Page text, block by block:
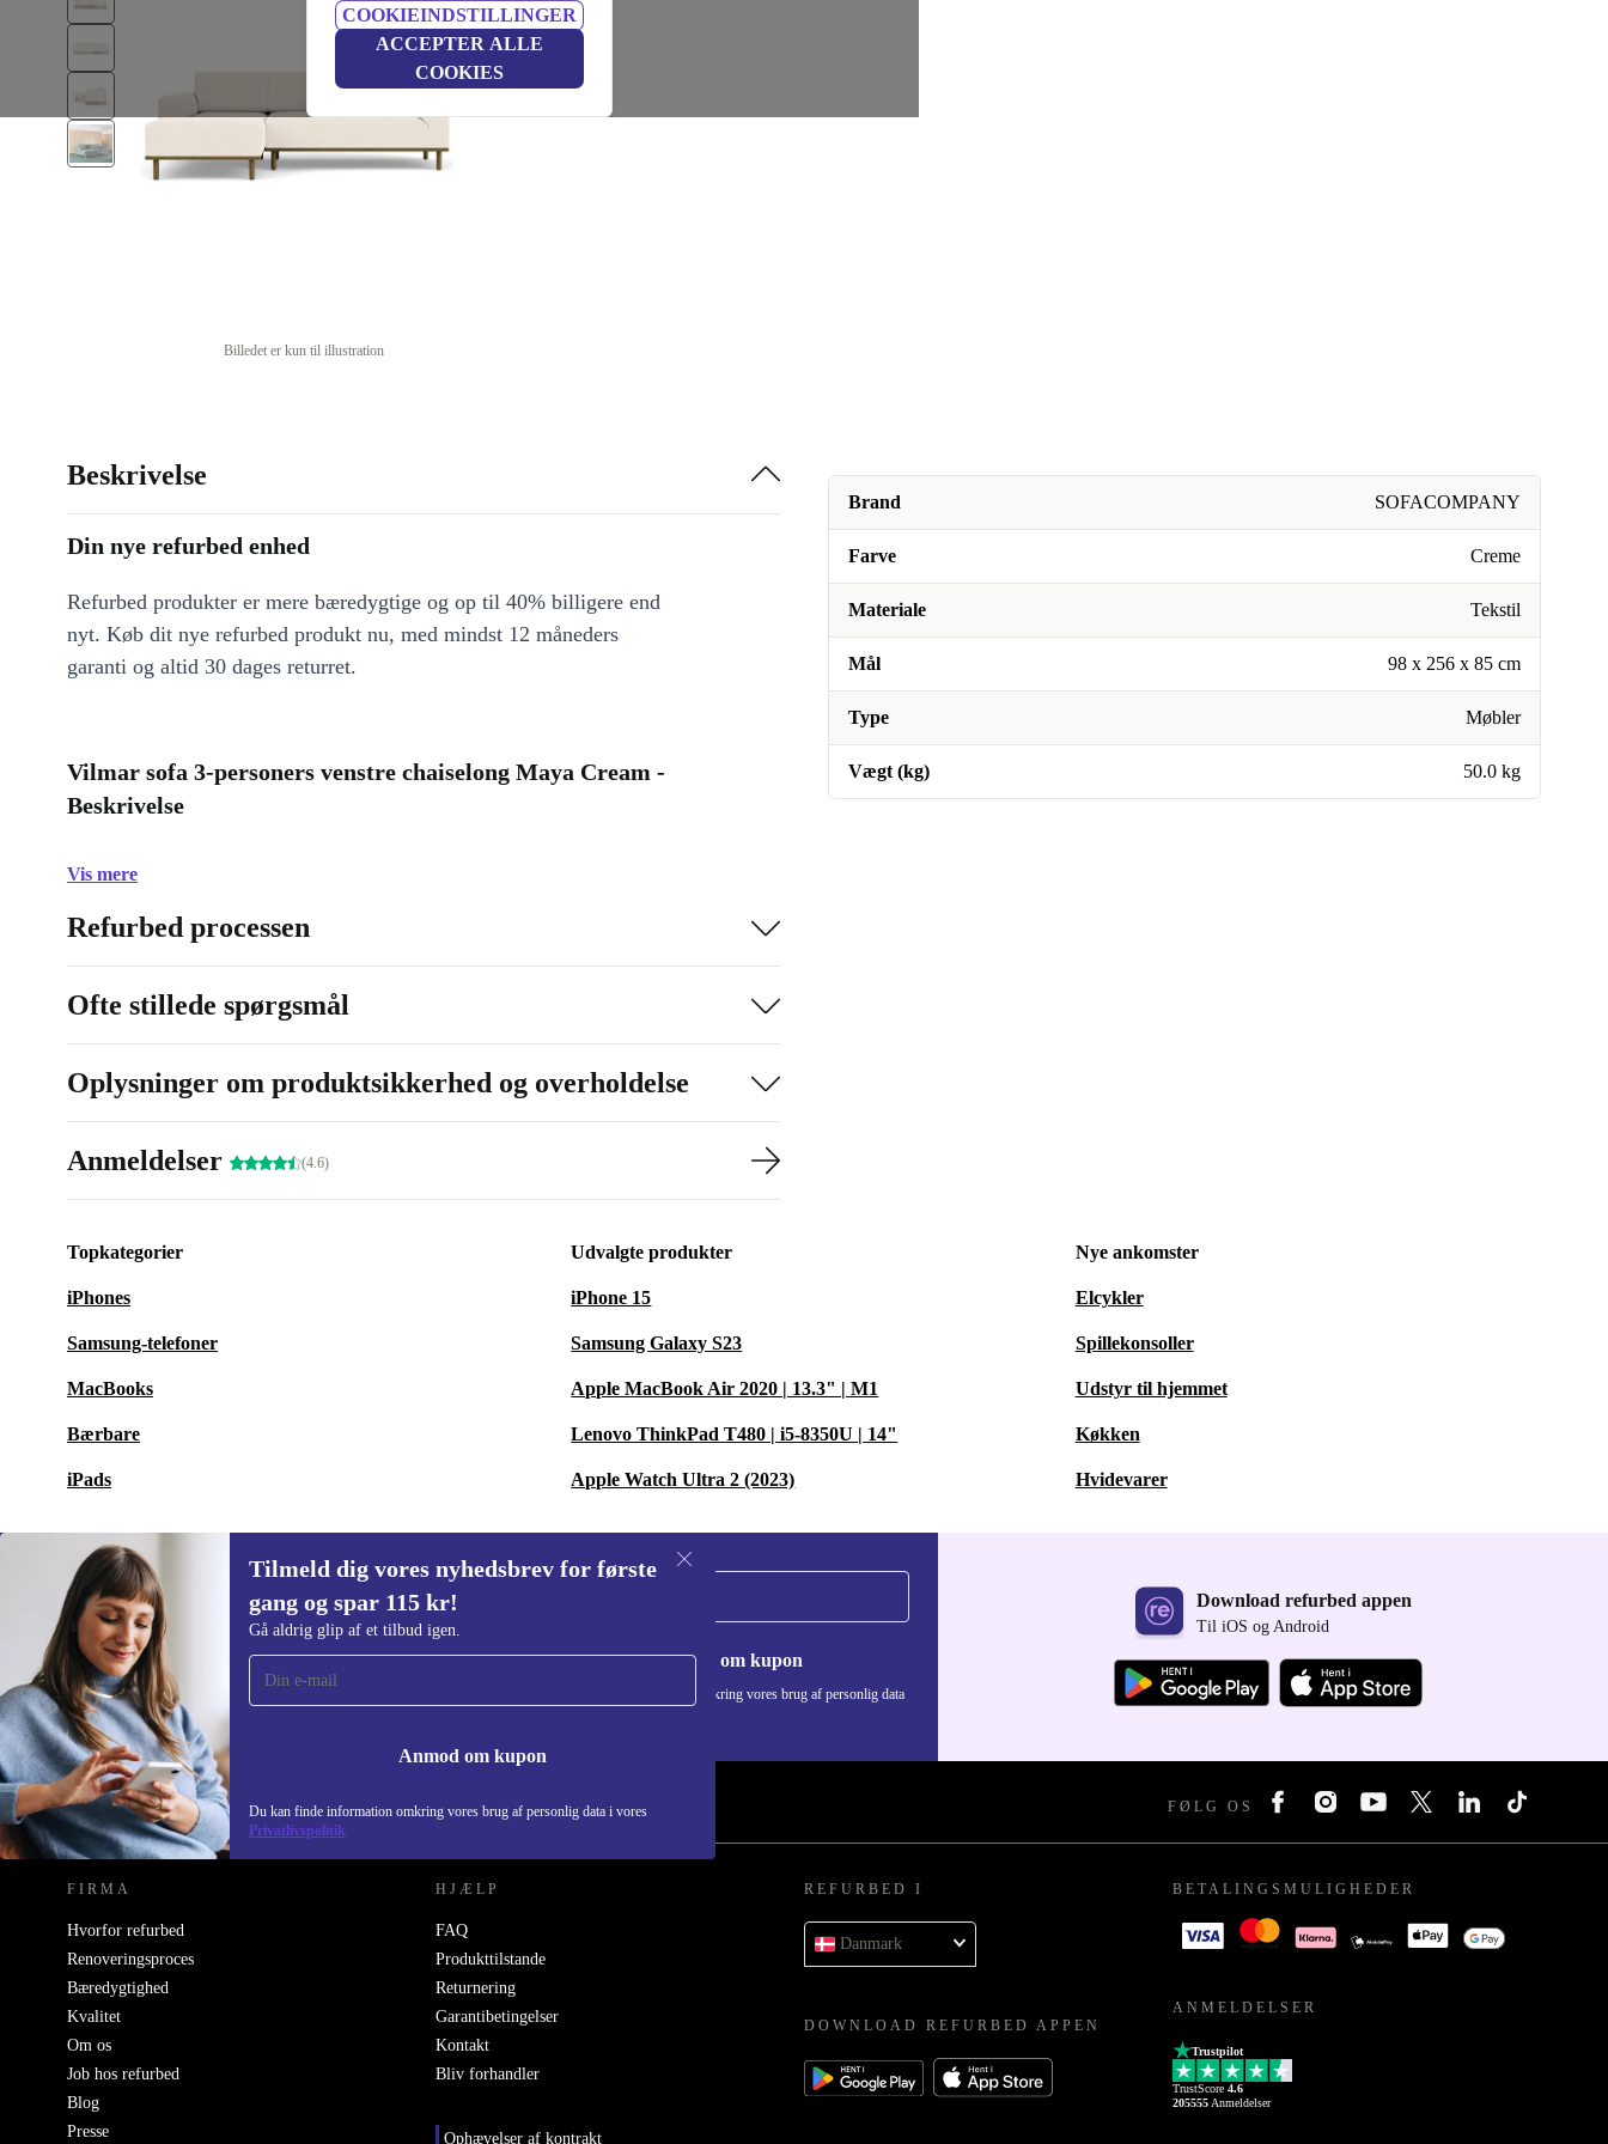
COOKIEINDSTILLINGER
ACCEPTER ALLE
COOKIES
Billedet er kun til illustration
Brand SOFACOMPANY
Farve Creme
Materiale Tekstil
Mål 98 x 256 x 85 cm
Type Møbler
Vægt (kg) 50.0 kg
Beskrivelse
Din nye refurbed enhed
Refurbed produkter er mere bæredygtige og op til 40% billigere end
nyt. Køb dit nye refurbed produkt nu, med mindst 12 måneders
garanti og altid 30 dages returret.
Vilmar sofa 3-personers venstre chaiselong Maya Cream -
Beskrivelse
Vis mere
Refurbed processen
Ofte stillede spørgsmål
Oplysninger om produktsikkerhed og overholdelse
Anmeldelser (4.6)
Topkategorier
iPhones
Samsung-telefoner
MacBooks
Bærbare
iPads
Udvalgte produkter
iPhone 15
Samsung Galaxy S23
Apple MacBook Air 2020 | 13.3" | M1
Lenovo ThinkPad T480 | i5-8350U | 14"
Apple Watch Ultra 2 (2023)
Nye ankomster
Elcykler
Spillekonsoller
Udstyr til hjemmet
Køkken
Hvidevarer
Tilmeld dig vores nyhedsbrev for første
gang og spar 115 kr!
Gå aldrig glip af et tilbud igen.
Anmod om kupon
Du kan finde information omkring vores brug af personlig data i vores
Privatlivspolitik
Tilmeld dig vores nyhedsbrev for første
gang og spar 115 kr!
Gå aldrig glip af et tilbud igen.
Anmod om kupon
Du kan finde information omkring vores brug af personlig data
Download refurbed appen
Til iOS og Android
REFURBED DANMARK - RETHINK NEW. FØLG OS
FIRMA
Hvorfor refurbed
Renoveringsproces
Bæredygtighed
Kvalitet
Om os
Job hos refurbed
Blog
Presse
HJÆLP
FAQ
Produkttilstande
Returnering
Garantibetingelser
Kontakt
Bliv forhandler
Ophævelser af kontrakt
REFURBED I
Danmark
DOWNLOAD REFURBED APPEN
BETALINGSMULIGHEDER
ANMELDELSER
Trustpilot
TrustScore 4.6
205555 Anmeldelser